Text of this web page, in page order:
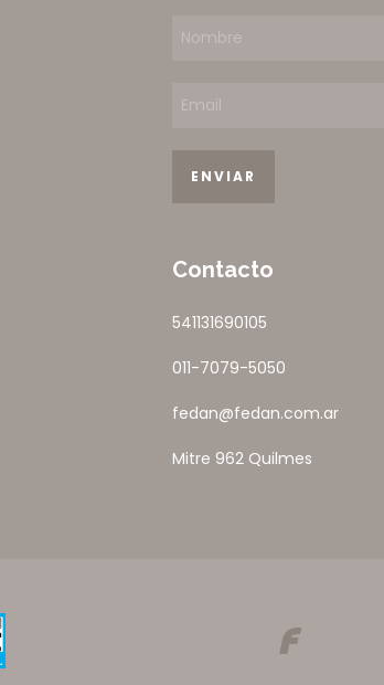
Contacto
541131690105
011-7079-5050
fedan@fedan.com.ar
Mitre 962 Quilmes